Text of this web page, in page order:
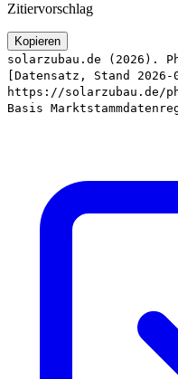
Zitiervorschlag
Kopieren
solarzubau.de (2026).
[Datensatz, Stand
https://solarzubau.de/
Basis